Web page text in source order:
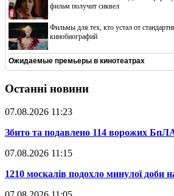
фильм получит сиквел
Фильмы для тех, кто устал от
кинобиографий
Ожидаемые премьеры в кинотеатрах
Останні новини
07.08.2026 11:23
​Збито та подавлено 114 ворожих
07.08.2026 11:15
​1210 москалів подохло минулої доби